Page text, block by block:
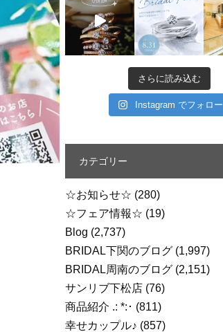
さらに読み込む
Instagram でフォロー
カテゴリー
☆お知らせ☆ (280)
☆フェア情報☆ (19)
Blog (2,737)
BRIDAL下関のブログ (1,997)
BRIDAL周南のブログ (2,151)
サンリブ下松店 (76)
商品紹介 .: *:･ (811)
幸せカップル♪ (857)